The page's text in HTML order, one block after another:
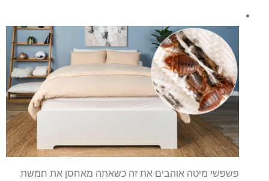
פשפשי מיטה אוהבים את זה כשאתה מאחסן את חמשת